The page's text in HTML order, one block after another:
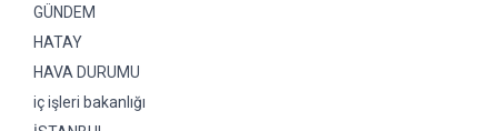
GÜNDEM
HATAY
HAVA DURUMU
iç işleri bakanlığı